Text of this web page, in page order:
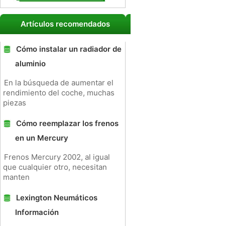
Artículos recomendados
Cómo instalar un radiador de
aluminio
En la búsqueda de aumentar el
rendimiento del coche, muchas
piezas
Cómo reemplazar los frenos
en un Mercury
Frenos Mercury 2002, al igual
que cualquier otro, necesitan
manten
Lexington Neumáticos
Información